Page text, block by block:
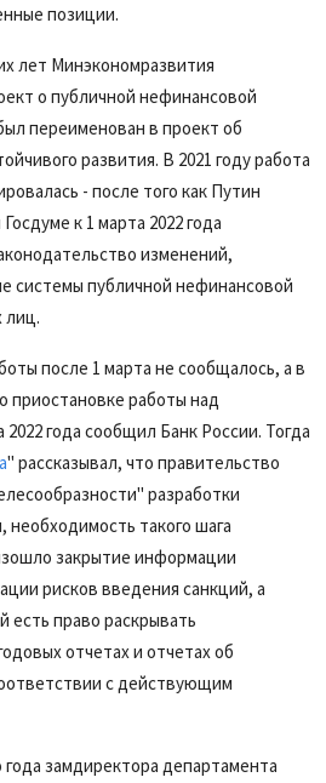
позиции.
лет Минэкономразвития
о публичной нефинансовой
переименован в проект об
развития. В 2021 году работа
- после того как Путин
к 1 марта 2022 года
изменений,
системы публичной нефинансовой
лиц.
после 1 марта не сообщалось, а в
приостановке работы над
года сообщил Банк России. Тогда
" рассказывал, что правительство
разработки
необходимость такого шага
закрытие информации
рисков введения санкций, а
есть право раскрывать
отчетах и отчетах об
с действующим
замдиректора департамента